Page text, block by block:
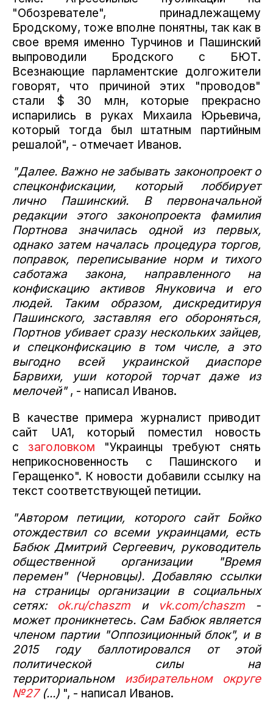
"Обозревателе", принадлежащему
Бродскому, тоже вполне понятны, так как в
свое время именно Турчинов и Пашинский
выпроводили Бродского с БЮТ.
Всезнающие парламентские долгожители
говорят, что причиной этих "проводов"
стали $ 30 млн, которые прекрасно
испарились в руках Михаила Юрьевича,
который тогда был штатным партийным
решалой", - отмечает Иванов.
"Далее. Важно не забывать законопроект о
спецконфискации, который лоббирует
лично Пашинский. В первоначальной
редакции этого законопроекта фамилия
Портнова значилась одной из первых,
однако затем началась процедура торгов,
поправок, переписывание норм и тихого
саботажа закона, направленного на
конфискацию активов Януковича и его
людей. Таким образом, дискредитируя
Пашинского, заставляя его обороняться,
Портнов убивает сразу нескольких зайцев,
и спецконфискацию в том числе, а это
выгодно всей украинской диаспоре
Барвихи, уши которой торчат даже из
мелочей", - написал Иванов.
В качестве примера журналист приводит
сайт UA1, который поместил новость
с заголовком "Украинцы требуют снять
неприкосновенность с Пашинского и
Геращенко". К новости добавили ссылку на
текст соответствующей петиции.
"Автором петиции, которого сайт Бойко
отождествил со всеми украинцами, есть
Бабюк Дмитрий Сергеевич, руководитель
общественной организации "Время
перемен" (Черновцы). Добавляю ссылки
на страницы организации в социальных
сетях: ok.ru/chaszm и vk.com/chaszm-
может проникнетесь. Сам Бабюк является
членом партии "Оппозиционный блок", и в
2015 году баллотировался от этой
политической силы на
территориальном избирательном округе
№27(...) ", - написал Иванов.